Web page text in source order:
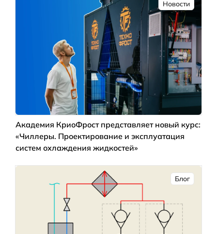
Новости
Академия КриоФрост представляет новый курс:
«Чиллеры. Проектирование и эксплуатация
систем охлаждения жидкостей»
Блог